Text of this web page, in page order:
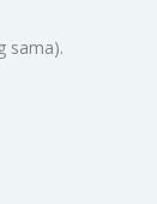
sama).